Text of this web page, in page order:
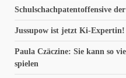
Schulschachpatentoffensive der
Jussupow ist jetzt Ki-Expertin!
Paula Czäczine: Sie kann so
spielen